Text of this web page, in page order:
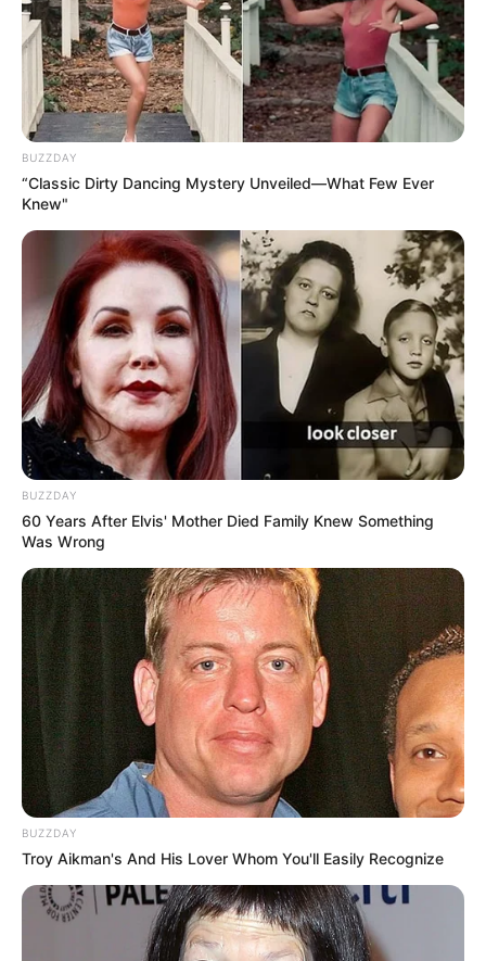
BUZZDAY
“Classic Dirty Dancing Mystery Unveiled—What Few Ever
Knew"
BUZZDAY
60 Years After Elvis' Mother Died Family Knew Something
Was Wrong
BUZZDAY
Troy Aikman's And His Lover Whom You'll Easily Recognize